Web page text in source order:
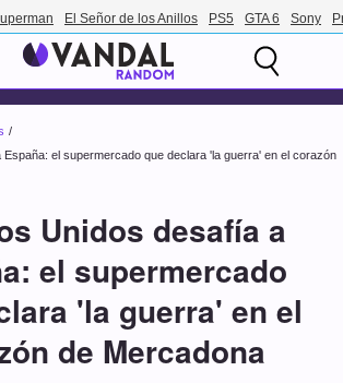
El Señor de los Anillos PS5 GTA 6 Sony
el supermercado que declara 'la guerra' en el corazón
Unidos desafía a
el supermercado
'la guerra' en el
de Mercadona